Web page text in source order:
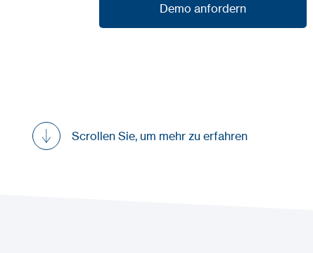
Demo anfordern
Scrollen Sie, um mehr zu erfahren